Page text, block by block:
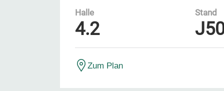
Halle
4.2
Stand
Zum Plan